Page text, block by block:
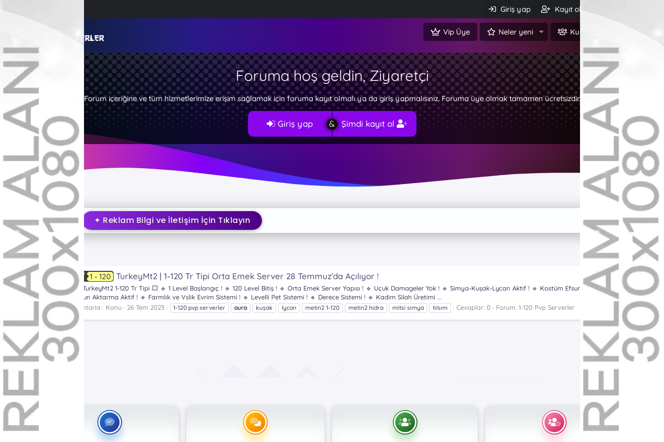
Giriş yap Kayıt ol
Vip Üye Neler yeni Kullanıcılar
Foruma hoş geldin, Ziyaretçi
Forum içeriğine ve tüm hizmetlerimize erişim sağlamak için foruma kayıt olmalı ya da giriş yapmalısınız. Foruma üye olmak tamamen ücretsizdir.
Giriş yap Şimdi kayıt ol
✦ Reklam Bilgi ve İletişim İçin Tıklayın
Etiketler
aura
1 - 120 TurkeyMt2 | 1-120 Tr Tipi Orta Emek Server 28 Temmuz'da Açılıyor !
💥 TurkeyMt2 1-120 Tr Tipi 💥 🔹 1 Level Başlangıç ! 🔹 120 Level Bitiş ! 🔹 Orta Emek Server Yapısı ! 🔹 Uçuk Damageler Yok ! 🔹 Simya-Kuşak-Lycan Aktif ! 🔹 Kostüm Efsunlama ve
Efsun Aktarma Aktif ! 🔹 Farmlık ve Vslik Evrim Sistemi ! 🔹 Levelli Pet Sistemi ! 🔹 Derece Sistemi ! 🔹 Kadim Silah Üretimi ...
Zantaria
Konu 26 Tem 2023 1-120 pvp serverler aura kuşak lycan metin2 1-120 metin2 hidra mitsi simya tılsım Cevaplar: 0 Forum: 1-120 Pvp Serverler
Etiketler